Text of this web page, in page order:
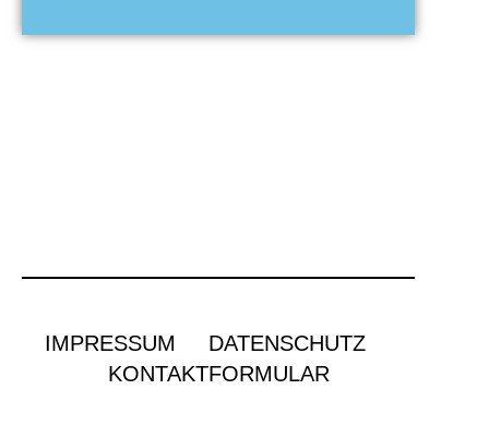
IMPRESSUM
DATENSCHUTZ
KONTAKTFORMULAR